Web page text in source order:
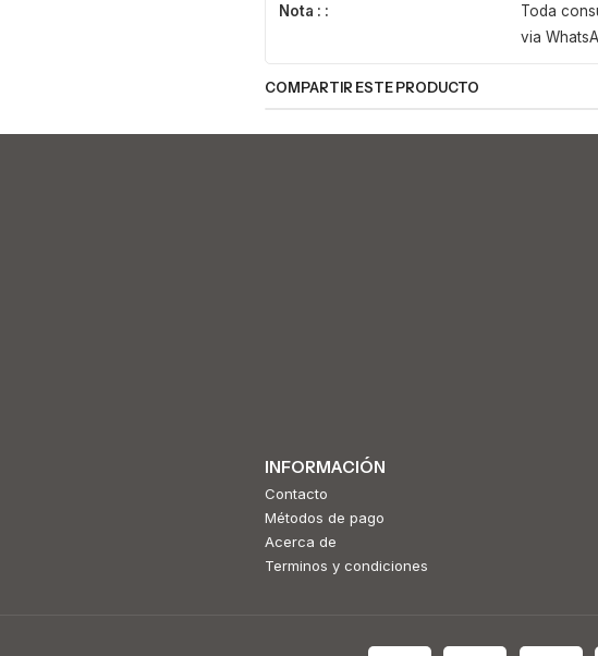
Nota : :
Toda
via
COMPARTIR ESTE PRODUCTO
INFORMACIÓN
Contacto
Métodos de pago
Acerca de
Terminos y condiciones